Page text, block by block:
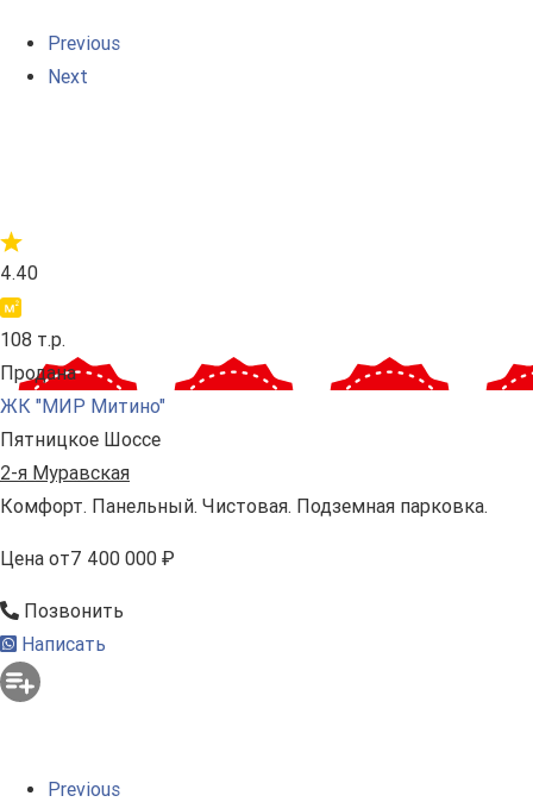
Previous
Next
4.40
108 т.р.
Продана
ЖК "МИР Митино"
Пятницкое Шоссе
2-я Муравская
Комфорт. Панельный. Чистовая. Подземная парковка.
Цена от7 400 000 ₽
Позвонить
Написать
Previous